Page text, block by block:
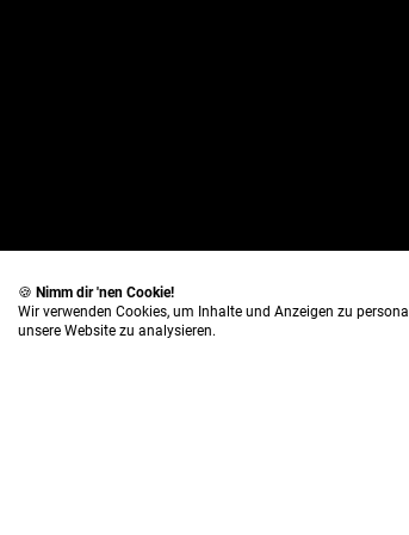
🍪 Nimm dir 'nen Cookie!
Wir verwenden Cookies, um Inhalte und Anzeigen zu
unsere Website zu analysieren.